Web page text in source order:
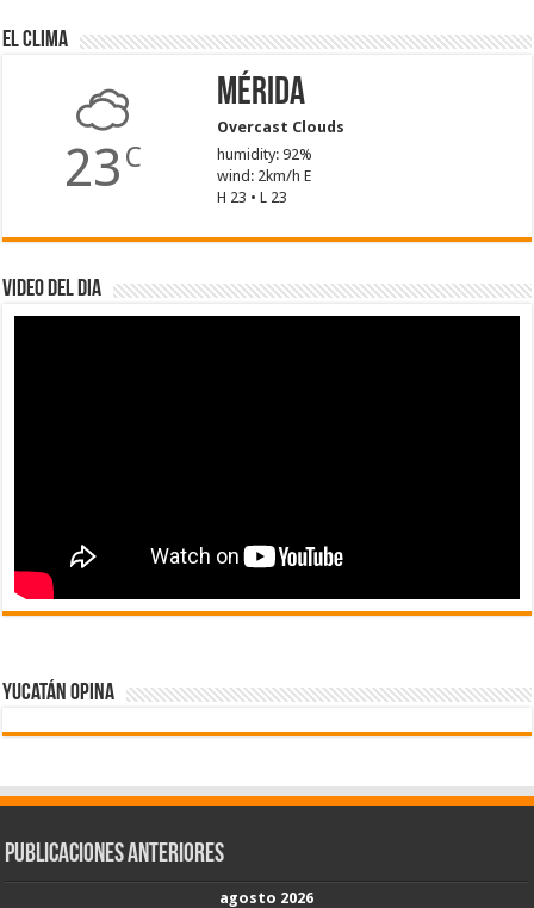
El Clima
23 C
Mérida
Overcast Clouds
humidity: 92%
wind: 2km/h E
H 23 • L 23
Video del dia
Yucatán Opina
Publicaciones Anteriores
agosto 2026